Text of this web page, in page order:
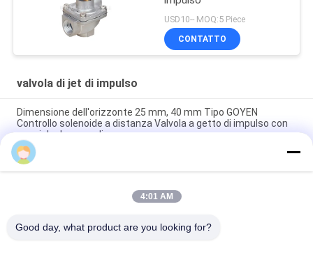
USD10-- MOQ:5 Piece
CONTATTO
valvola di jet di impulso
Dimensione dell'orizzonte 25 mm, 40 mm Tipo GOYEN
Controllo solenoide a distanza Valvola a getto di impulso con
nocciolo da comodino
Tipo valvola a distanza del getto di impulso del solenoide,
valvola di regolazione della flangia ad angolo retto di impulso
Goyen 0.6Mpa Valvola a getto a impulso a linea a diaframma,
4:01 AM
Good day, what product are you looking for?